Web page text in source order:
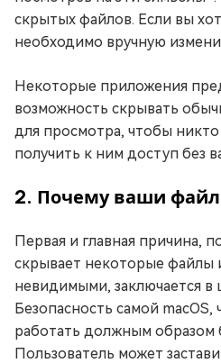
скрытых файлов. Если вы
необходимо вручную
Некоторые приложения
возможность скрывать
для просмотра, чтобы
получить к ним доступ без
2. Почему ваши
Первая и главная причина,
скрывает некоторые файлы
невидимыми, заключается в
Безопасность самой macOS,
работать должным образом
Пользователь может